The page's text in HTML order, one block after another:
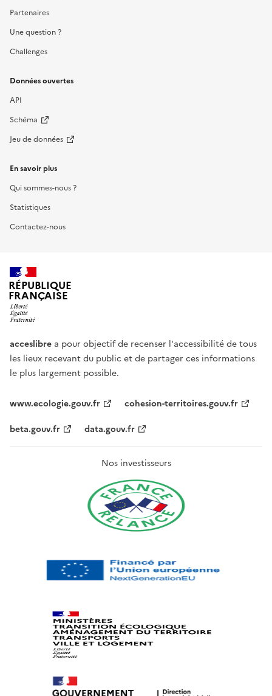
Partenaires
Une question ?
Challenges
Données ouvertes
API
Schéma
Jeu de données
En savoir plus
Qui sommes-nous ?
Statistiques
Contactez-nous
RÉPUBLIQUE
FRANÇAISE
acceslibre a pour objectif de recenser l'accessibilité de tous
les lieux recevant du public et de partager ces informations
le plus largement possible.
www.ecologie.gouv.fr
cohesion-territoires.gouv.fr
beta.gouv.fr
data.gouv.fr
Nos investisseurs